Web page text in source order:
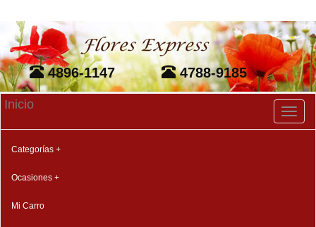
4896-1147 4788-9185
Inicio
Categorías +
Ocasiones +
Mi Carro